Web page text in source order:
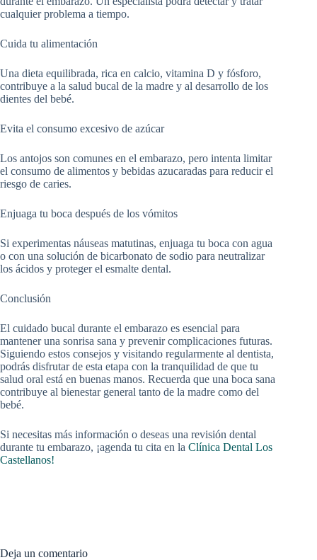
cualquier problema a tiempo.
Cuida tu alimentación
Una dieta equilibrada, rica en calcio, vitamina D y fósforo,
contribuye a la salud bucal de la madre y al desarrollo de los
dientes del bebé.
Evita el consumo excesivo de azúcar
Los antojos son comunes en el embarazo, pero intenta limitar
el consumo de alimentos y bebidas azucaradas para reducir el
riesgo de caries.
Enjuaga tu boca después de los vómitos
Si experimentas náuseas matutinas, enjuaga tu boca con agua
o con una solución de bicarbonato de sodio para neutralizar
los ácidos y proteger el esmalte dental.
Conclusión
El cuidado bucal durante el embarazo es esencial para
mantener una sonrisa sana y prevenir complicaciones futuras.
Siguiendo estos consejos y visitando regularmente al dentista,
podrás disfrutar de esta etapa con la tranquilidad de que tu
salud oral está en buenas manos. Recuerda que una boca sana
contribuye al bienestar general tanto de la madre como del
bebé.
Si necesitas más información o deseas una revisión dental
durante tu embarazo, ¡agenda tu cita en la Clínica Dental Los
Castellanos!
Deja un comentario